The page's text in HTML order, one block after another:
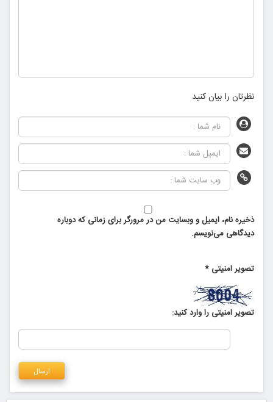
نظرتان را بیان کنید
ذخیره نام، ایمیل و وبسایت من در مرورگر برای زمانی که دوباره
دیدگاهی می‌نویسم.
تصویر امنیتی *
تصویر امنیتی را وارد کنید: